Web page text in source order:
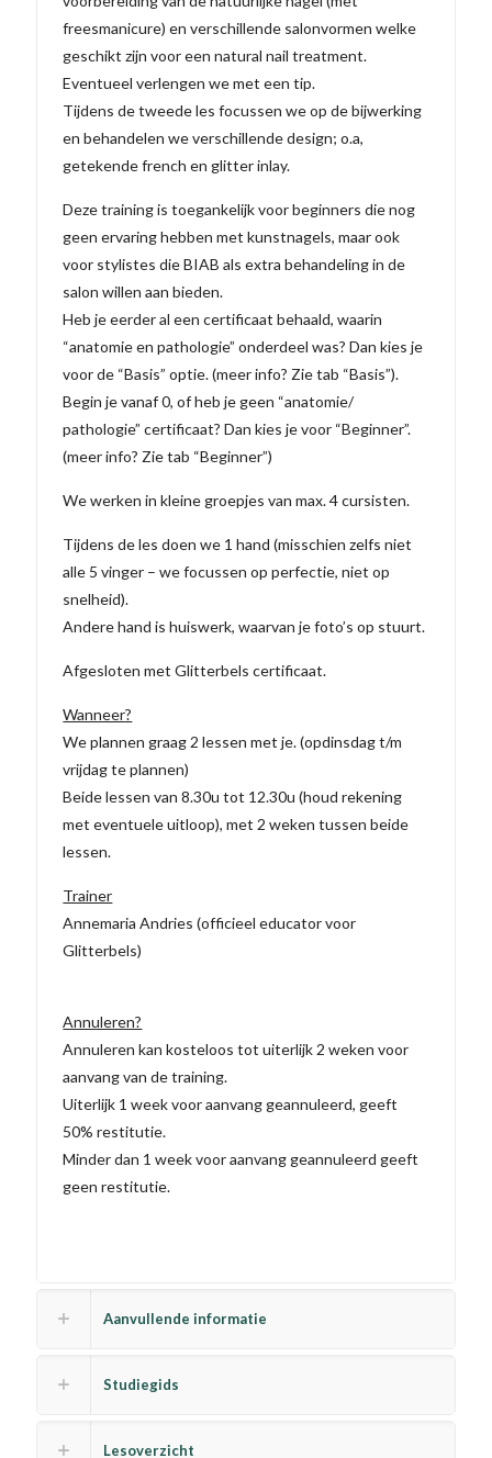
freesmanicure) en verschillende salonvormen welke
geschikt zijn voor een natural nail treatment.
Eventueel verlengen we met een tip.
Tijdens de tweede les focussen we op de bijwerking
en behandelen we verschillende design; o.a,
getekende french en glitter inlay.
Deze training is toegankelijk voor beginners die nog
geen ervaring hebben met kunstnagels, maar ook
voor stylistes die BIAB als extra behandeling in de
salon willen aan bieden.
Heb je eerder al een certificaat behaald, waarin
“anatomie en pathologie” onderdeel was? Dan kies je
voor de “Basis” optie. (meer info? Zie tab “Basis”).
Begin je vanaf 0, of heb je geen “anatomie/
pathologie” certificaat? Dan kies je voor “Beginner”.
(meer info? Zie tab “Beginner”)
We werken in kleine groepjes van max. 4 cursisten.
Tijdens de les doen we 1 hand (misschien zelfs niet
alle 5 vinger – we focussen op perfectie, niet op
snelheid).
Andere hand is huiswerk, waarvan je foto’s op stuurt.
Afgesloten met Glitterbels certificaat.
Wanneer?
We plannen graag 2 lessen met je. (opdinsdag t/m
vrijdag te plannen)
Beide lessen van 8.30u tot 12.30u (houd rekening
met eventuele uitloop), met 2 weken tussen beide
lessen.
Trainer
Annemaria Andries (officieel educator voor
Glitterbels)
Annuleren?
Annuleren kan kosteloos tot uiterlijk 2 weken voor
aanvang van de training.
Uiterlijk 1 week voor aanvang geannuleerd, geeft
50% restitutie.
Minder dan 1 week voor aanvang geannuleerd geeft
geen restitutie.
Aanvullende informatie
Studiegids
Lesoverzicht